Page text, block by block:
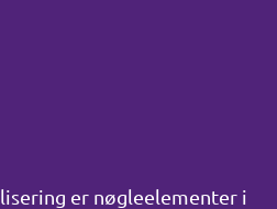
er nøgleelementer i